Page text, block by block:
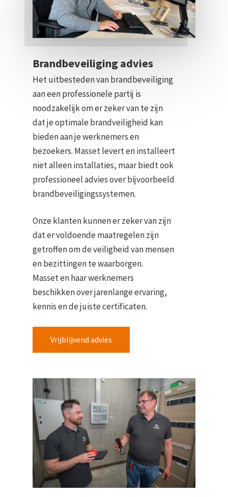
Brandbeveiliging advies
Het uitbesteden van brandbeveiliging
aan een professionele partij is
noodzakelijk om er zeker van te zijn
dat je optimale brandveiligheid kan
bieden aan je werknemers en
bezoekers. Masset levert en installeert
niet alleen installaties, maar biedt ook
professioneel advies over bijvoorbeeld
brandbeveiligingssystemen.
Onze klanten kunnen er zeker van zijn
dat er voldoende maatregelen zijn
getroffen om de veiligheid van mensen
en bezittingen te waarborgen.
Masset en haar werknemers
beschikken over jarenlange ervaring,
kennis en de juiste certificaten.
Vrijblijvend advies